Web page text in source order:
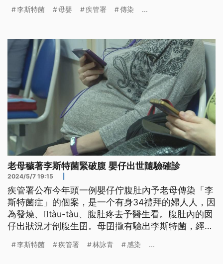
等。
李斯特菌 母嬰 疾管署 傳染 ...
老母穢著李斯特菌緊破腹 嬰仔出世隨驗確診
2024/5/7 19:15
疾管署公布今年頭一例嬰仔佇腹肚內予老母傳染「李
斯特菌症」的個案，是一个有身34禮拜的婦人人，因
為發燒、𤺪tàu-tàu、腹肚疼去予醫生看。腹肚內的囡
仔出狀況才剖腹生囝。母囝攏有驗出李斯特菌，經過
面的囡仔。（這條新聞標題、前言是臺語文。）
李斯特菌 疾管署 林詠青 感染 ...